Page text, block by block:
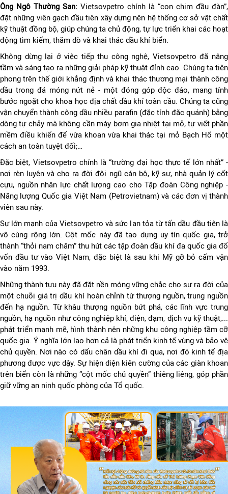
Ông Ngô Thường San: Vietsovpetro chính là “con chim đầu đàn”,
đặt những viên gạch đầu tiên xây dựng nên hệ thống cơ sở vật chất
kỹ thuật đồng bộ, giúp chúng ta chủ động, tự lực triển khai các hoạt
động tìm kiếm, thăm dò và khai thác dầu khí biển.
Không dừng lại ở việc tiếp thu công nghệ, Vietsovpetro đã nâng
tầm và sáng tạo ra những giải pháp kỹ thuật đỉnh cao. Chúng ta tiên
phong trên thế giới khẳng định và khai thác thương mại thành công
dầu trong đá móng nứt nẻ - một đóng góp độc đáo, mang tính
bước ngoặt cho khoa học địa chất dầu khí toàn cầu. Chúng ta cũng
vận chuyển thành công dầu nhiều parafin (đặc tính đặc quánh) bằng
dòng tự chảy mà không cần máy bơm gia nhiệt tại mỏ; tự viết phần
mềm điều khiển để vừa khoan vừa khai thác tại mỏ Bạch Hổ một
cách an toàn tuyệt đối;…
Đặc biệt, Vietsovpetro chính là “trường đại học thực tế lớn nhất” -
nơi rèn luyện và cho ra đời đội ngũ cán bộ, kỹ sư, nhà quản lý cốt
cựu, nguồn nhân lực chất lượng cao cho Tập đoàn Công nghiệp -
Năng lượng Quốc gia Việt Nam (Petrovietnam) và các đơn vị thành
viên sau này.
Sự lớn mạnh của Vietsovpetro và sức lan tỏa từ tấn dầu đầu tiên là
vô cùng rộng lớn. Cột mốc này đã tạo dựng uy tín quốc gia, trở
thành “thỏi nam châm” thu hút các tập đoàn dầu khí đa quốc gia đổ
vốn đầu tư vào Việt Nam, đặc biệt là sau khi Mỹ gỡ bỏ cấm vận
vào năm 1993.
Những thành tựu này đã đặt nền móng vững chắc cho sự ra đời của
một chuỗi giá trị dầu khí hoàn chỉnh từ thượng nguồn, trung nguồn
đến hạ nguồn. Từ khâu thượng nguồn bứt phá, các lĩnh vực trung
nguồn, hạ nguồn như công nghiệp khí, điện, đạm, dịch vụ kỹ thuật,...
phát triển mạnh mẽ, hình thành nên những khu công nghiệp tầm cỡ
quốc gia. Ý nghĩa lớn lao hơn cả là phát triển kinh tế vùng và bảo vệ
chủ quyền. Nơi nào có dấu chân dầu khí đi qua, nơi đó kinh tế địa
phương được vực dậy. Sự hiện diện kiên cường của các giàn khoan
trên biển còn là những “cột mốc chủ quyền” thiêng liêng, góp phần
giữ vững an ninh quốc phòng của Tổ quốc.